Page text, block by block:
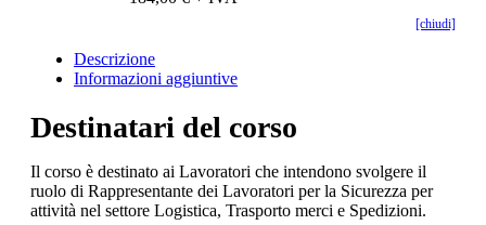
[chiudi]
Descrizione
Informazioni aggiuntive
Destinatari del corso
Il corso è destinato ai Lavoratori che intendono svolgere il
ruolo di Rappresentante dei Lavoratori per la Sicurezza per
attività nel settore Logistica, Trasporto merci e Spedizioni.